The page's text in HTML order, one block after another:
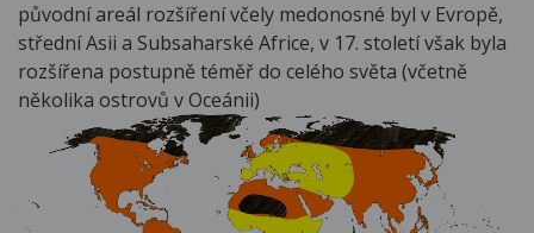
původní areál rozšíření včely medonosné byl v Evropě,
střední Asii a Subsaharské Africe, v 17. století však byla
rozšířena postupně téměř do celého světa (včetně
několika ostrovů v Oceánii)